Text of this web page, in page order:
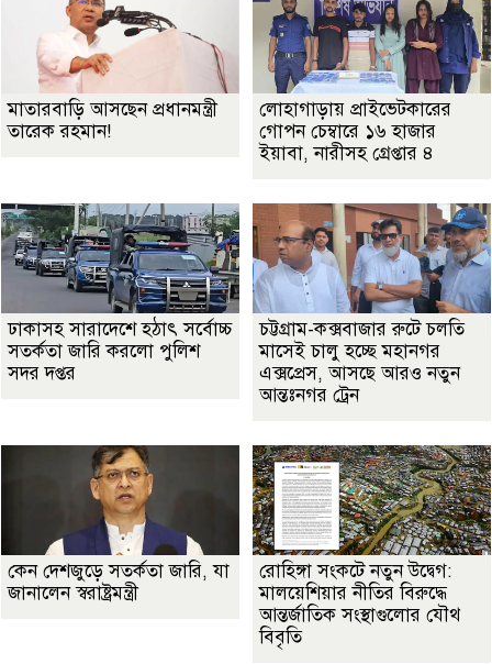
মাতারবাড়ি আসছেন প্রধানমন্ত্রী
তারেক রহমান!
লোহাগাড়ায় প্রাইভেটকারের
গোপন চেম্বারে ১৬ হাজার
ইয়াবা, নারীসহ গ্রেপ্তার ৪
ঢাকাসহ সারাদেশে হঠাৎ সর্বোচ্চ
সতর্কতা জা‌রি করলো পুলিশ
সদর দপ্তর
চট্টগ্রাম-কক্সবাজার রুটে চলতি
মাসেই চালু হচ্ছে মহানগর
এক্সপ্রেস, আসছে আরও নতুন
আন্তঃনগর ট্রেন
কেন দেশজুড়ে সতর্কতা জারি, যা
জানালেন স্বরাষ্ট্রমন্ত্রী
রোহিঙ্গা সংকটে নতুন উদ্বেগ:
মালয়েশিয়ার নীতির বিরুদ্ধে
আন্তর্জাতিক সংস্থাগুলোর যৌথ
বিবৃতি